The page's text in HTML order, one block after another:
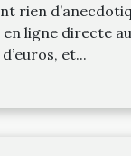
rien
en ligne directe
et...